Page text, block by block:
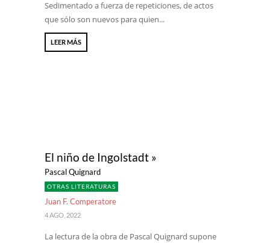
Sedimentado a fuerza de repeticiones, de actos
que sólo son nuevos para quien...
LEER MÁS
El niño de Ingolstadt »
Pascal Quignard
OTRAS LITERATURAS
Juan F. Comperatore
4 AGO, 2022
La lectura de la obra de Pascal Quignard supone